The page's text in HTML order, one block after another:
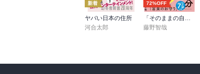
だが、岩波版は電子版があり、日本
そして今のところ、電子版文語訳は
当たり前だが、電子版は世界最薄・
『わが意なり、潔くなれ』
『人よ汝の罪ゆるされたり』
『健康なる者は医者を要せず、ただ
新着
ヤバい日本の住所
河合太郎
72%OFF
「そのままの自分」を生きてみる 精神科医が教える自分を責めない気持ちの整理術 (特装版)
藤野智哉